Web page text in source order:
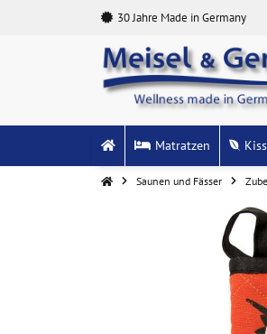
30 Jahre Made in Germany
Matratzen
Saunen und Fässer